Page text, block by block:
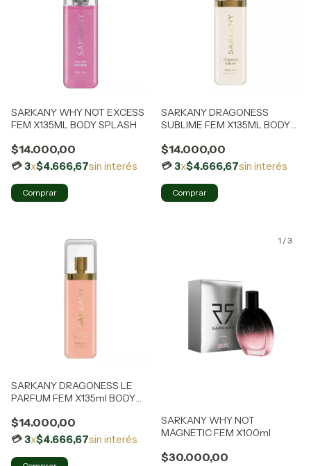
SARKANY WHY NOT EXCESS
FEM X135ML BODY SPLASH
$14.000,00
3x$4.666,67sin interés
SARKANY DRAGONESS
SUBLIME FEM X135ML BODY
$14.000,00
3x$4.666,67sin interés
SARKANY DRAGONESS LE
PARFUM FEM X135ml BODY
$14.000,00
3x$4.666,67sin interés
1 /3
SARKANY WHY NOT
MAGNETIC FEM X100ml
$30.000,00